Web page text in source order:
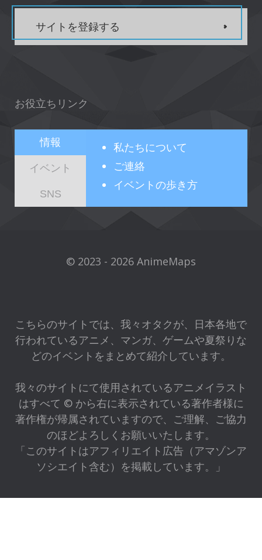
サイトを登録する
お役立ちリンク
情報
イベント
SNS
私たちについて
ご連絡
イベントの歩き方
© 2023 - 2026 AnimeMaps
こちらのサイトでは、我々オタクが、日本各地で
行われているアニメ、マンガ、ゲームや夏祭りな
どのイベントをまとめて紹介しています。
我々のサイトにて使用されているアニメイラスト
はすべて © から右に表示されている著作者様に
著作権が帰属されていますので、ご理解、ご協力
のほどよろしくお願いいたします。
「このサイトはアフィリエイト広告（アマゾンア
ソシエイト含む）を掲載しています。」